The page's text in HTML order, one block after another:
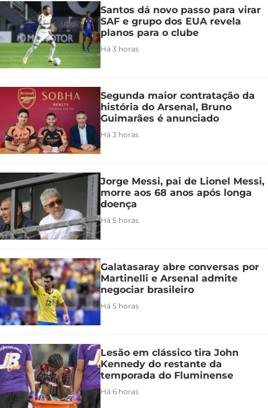
Santos dá novo passo para virar
SAF e grupo dos EUA revela
planos para o clube
Há 3 horas
Segunda maior contratação da
história do Arsenal, Bruno
Guimarães é anunciado
Há 3 horas
Jorge Messi, pai de Lionel Messi,
morre aos 68 anos após longa
doença
Há 5 horas
Galatasaray abre conversas por
Martinelli e Arsenal admite
negociar brasileiro
Há 5 horas
Lesão em clássico tira John
Kennedy do restante da
temporada do Fluminense
Há 6 horas